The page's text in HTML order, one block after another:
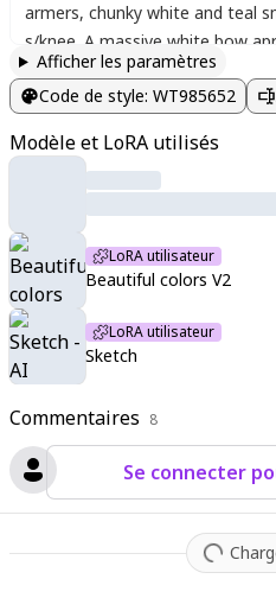
Commentaires 8
Se connecter
armers, chunky white and teal
s/knee. A massive white bow
ntoki has a flat, neutral
nd. Solid yellow background.
n elements, beautiful light
Afficher les paramètres
Code de style: WT985652
Modèle et LoRA utilisés
LoRA utilisateur
Beautiful colors V2
LoRA utilisateur
Sketch